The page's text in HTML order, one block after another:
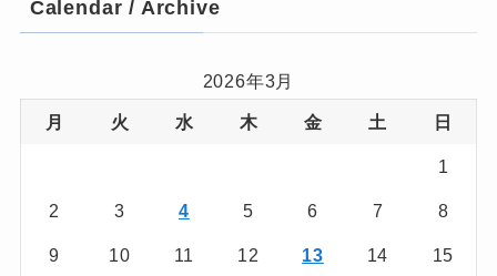
Calendar / Archive
2026年3月
月 火 水 木 金 土 日
1
2 3 4 5 6 7 8
9 10 11 12 13 14 15